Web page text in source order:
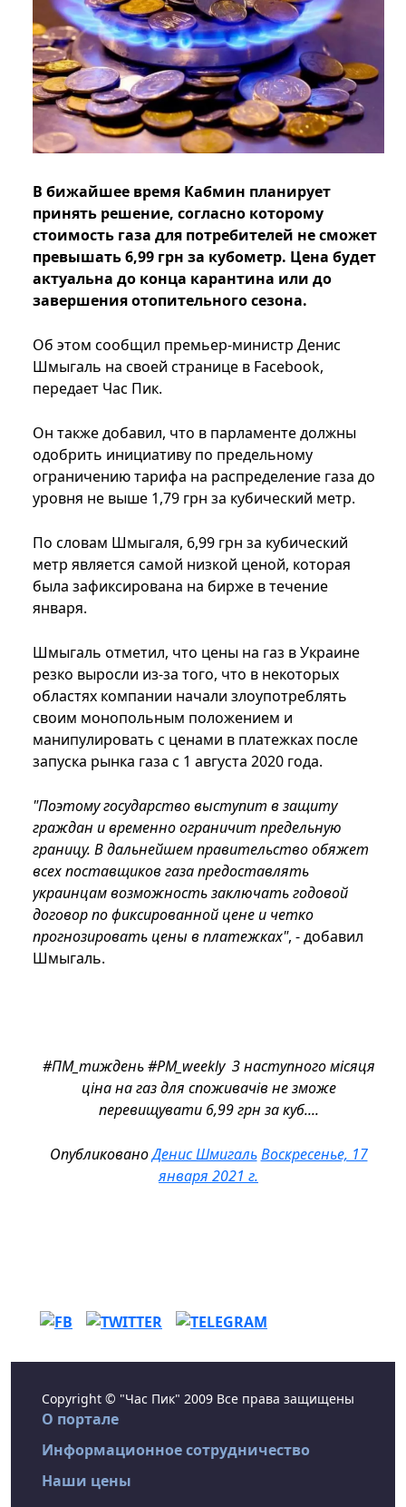
В бижайшее время Кабмин планирует
принять решение, согласно которому
стоимость газа для потребителей не сможет
превышать 6,99 грн за кубометр. Цена будет
актуальна до конца карантина или до
завершения отопительного сезона.
Об этом сообщил премьер-министр Денис
Шмыгаль на своей странице в Facebook,
передает Час Пик.
Он также добавил, что в парламенте должны
одобрить инициативу по предельному
ограничению тарифа на распределение газа до
уровня не выше 1,79 грн за кубический метр.
По словам Шмыгаля, 6,99 грн за кубический
метр является самой низкой ценой, которая
была зафиксирована на бирже в течение
января.
Шмыгаль отметил, что цены на газ в Украине
резко выросли из-за того, что в некоторых
областях компании начали злоупотреблять
своим монопольным положением и
манипулировать с ценами в платежках после
запуска рынка газа с 1 августа 2020 года.
"Поэтому государство выступит в защиту
граждан и временно ограничит предельную
границу. В дальнейшем правительство обяжет
всех поставщиков газа предоставлять
украинцам возможность заключать годовой
договор по фиксированной цене и четко
прогнозировать цены в платежках", - добавил
Шмыгаль.
#ПМ_тиждень #PM_weekly З наступного місяця
ціна на газ для споживачів не зможе
перевищувати 6,99 грн за куб....
ОпубликованоДенис Шмигаль Воскресенье, 17
января 2021 г.
Copyright © "Час Пик" 2009 Все права защищены
О портале
Информационное сотрудничество
Наши цены